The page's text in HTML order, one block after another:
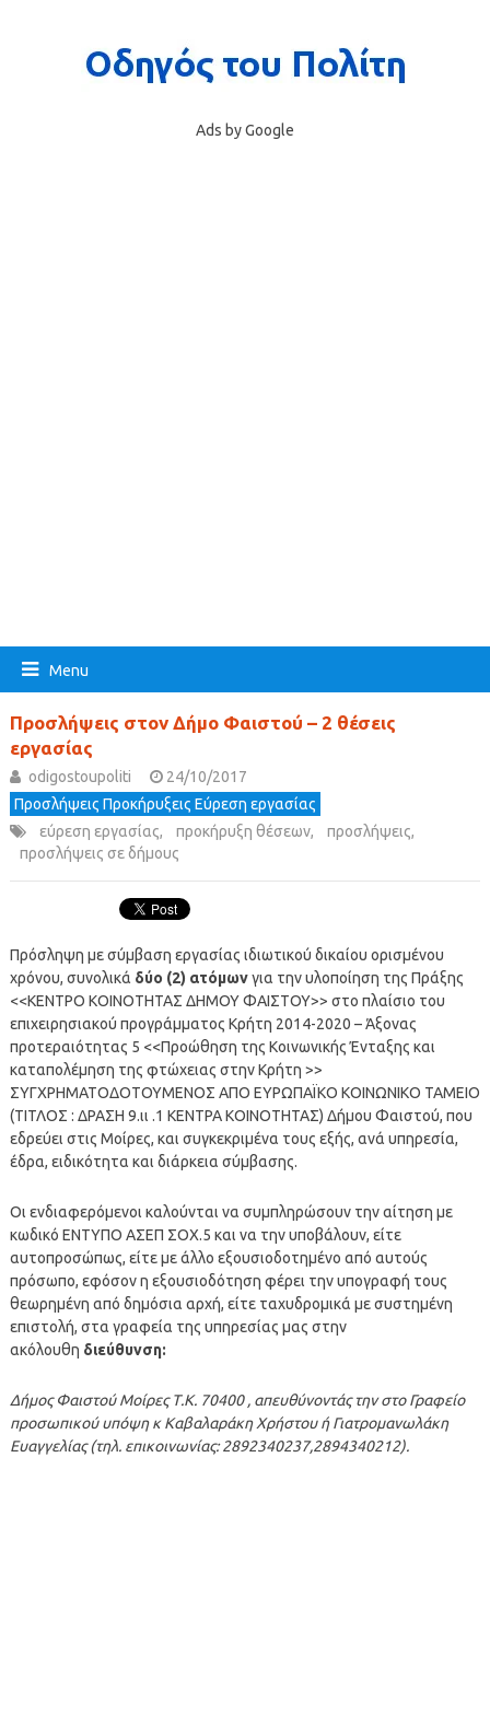
Ads by Google
Menu
Προσλήψεις στον Δήμο Φαιστού – 2 θέσεις
εργασίας
odigostoupoliti
24/10/2017
Προσλήψεις Προκήρυξεις Εύρεση εργασίας
εύρεση εργασίας, προκήρυξη θέσεων, προσλήψεις,
προσλήψεις σε δήμους
Πρόσληψη με σύμβαση εργασίας ιδιωτικού δικαίου ορισμένου
χρόνου, συνολικά δύο (2) ατόμωνγια την υλοποίηση της Πράξης
<<ΚΕΝΤΡΟ ΚΟΙΝΟΤΗΤΑΣ ΔΗΜΟΥ ΦΑΙΣΤΟΥ>> στο πλαίσιο του
επιχειρησιακού προγράμματος Κρήτη 2014-2020 – Άξονας
προτεραιότητας 5 <<Προώθηση της Κοινωνικής Ένταξης και
καταπολέμηση της φτώχειας στην Κρήτη >>
ΣΥΓΧΡΗΜΑΤΟΔΟΤΟΥΜΕΝΟΣ ΑΠΟ ΕΥΡΩΠΑΪΚΟ ΚΟΙΝΩΝΙΚΟ ΤΑΜΕΙΟ
(ΤΙΤΛΟΣ : ΔΡΑΣΗ 9.ιι .1 ΚΕΝΤΡΑ ΚΟΙΝΟΤΗΤΑΣ) Δήμου Φαιστού, που
εδρεύει στις Μοίρες, και συγκεκριμένα τους εξής, ανά υπηρεσία,
έδρα, ειδικότητα και διάρκεια σύμβασης.
Οι ενδιαφερόμενοι καλούνται να συμπληρώσουν την αίτηση με
κωδικό ΕΝΤΥΠΟ ΑΣΕΠ ΣΟΧ.5 και να την υποβάλουν, είτε
αυτοπροσώπως, είτε με άλλο εξουσιοδοτημένο από αυτούς
πρόσωπο, εφόσον η εξουσιοδότηση φέρει την υπογραφή τους
θεωρημένη από δημόσια αρχή, είτε ταχυδρομικά με συστημένη
επιστολή, στα γραφεία της υπηρεσίας μας στην
ακόλουθη διεύθυνση:
Δήμος Φαιστού Μοίρες Τ.Κ. 70400 , απευθύνοντάς την στο Γραφείο
προσωπικού υπόψη κ Καβαλαράκη Χρήστου ή Γιατρομανωλάκη
Ευαγγελίας (τηλ. επικοινωνίας: 2892340237,2894340212).